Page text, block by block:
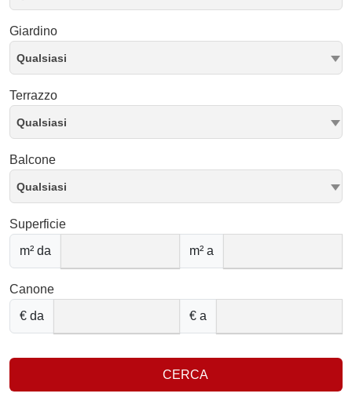
Giardino
Qualsiasi
Terrazzo
Qualsiasi
Balcone
Qualsiasi
Superficie
m² da
m² a
Canone
€ da
€ a
CERCA